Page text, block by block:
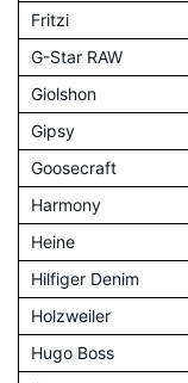
Fritzi
G-Star RAW
Giolshon
Gipsy
Goosecraft
Harmony
Heine
Hilfiger Denim
Holzweiler
Hugo Boss